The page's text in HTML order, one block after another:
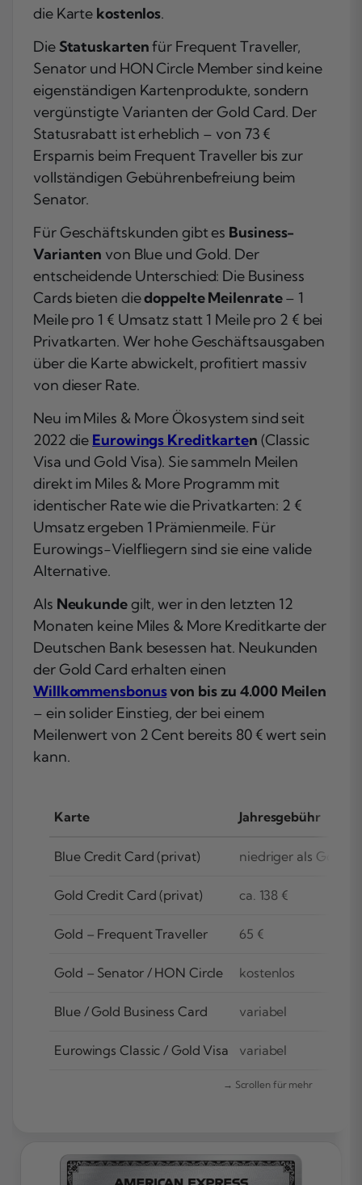
die Karte kostenlos.
DieStatuskartenfür Frequent Traveller,
Senator und HON Circle Member sind keine
eigenständigen Kartenprodukte, sondern
vergünstigte Varianten der Gold Card. Der
Statusrabatt ist erheblich – von 73 €
Ersparnis beim Frequent Traveller bis zur
vollständigen Gebührenbefreiung beim
Senator.
Für Geschäftskunden gibt es Business-
Varianten von Blue und Gold. Der
entscheidende Unterschied: Die Business
Cards bieten diedoppelte Meilenrate– 1
Meile pro 1 € Umsatz statt 1 Meile pro 2 € bei
Privatkarten. Wer hohe Geschäftsausgaben
über die Karte abwickelt, profitiert massiv
von dieser Rate.
Neu im Miles & More Ökosystem sind seit
2022 die Eurowings Kreditkarten (Classic
Visa und Gold Visa). Sie sammeln Meilen
direkt im Miles & More Programm mit
identischer Rate wie die Privatkarten: 2 €
Umsatz ergeben 1 Prämienmeile. Für
Eurowings-Vielfliegern sind sie eine valide
Alternative.
Als Neukundegilt, wer in den letzten 12
Monaten keine Miles & More Kreditkarte der
Deutschen Bank besessen hat. Neukunden
der Gold Card erhalten einen
Willkommensbonusvon bis zu 4.000 Meilen
– ein solider Einstieg, der bei einem
Meilenwert von 2 Cent bereits 80 € wert sein
kann.
Karte Jahresgebühr
Blue Credit Card (privat) niedriger als Gold
Gold Credit Card (privat) ca. 138 €
Gold – Frequent Traveller 65 €
Gold – Senator / HON Circle kostenlos
Blue / Gold Business Card variabel
Eurowings Classic / Gold Visa variabel